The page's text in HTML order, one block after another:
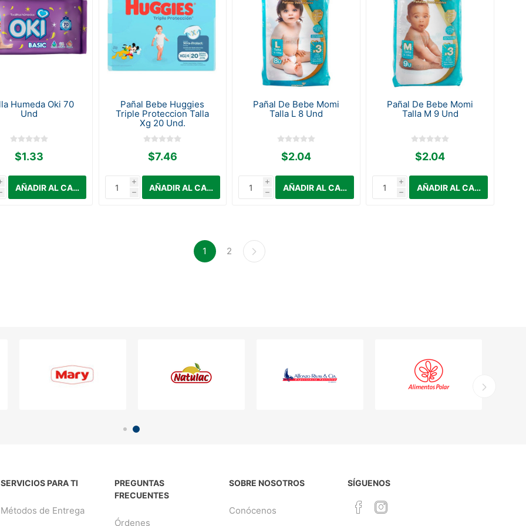
Humeda Oki 70
Und
$1.33
Pañal Bebe Huggies
Triple Proteccion Talla
Xg 20 Und.
$7.46
i
h
Pañal De Bebe Momi
Talla L 8 Und
$2.04
i
h
Pañal De Bebe Momi
Talla M 9 Und
$2.04
i
h
1 2
SERVICIOS PARA TI
Métodos de Entrega
PREGUNTAS
FRECUENTES
Órdenes
SOBRE NOSOTROS
Conócenos
SÍGUENOS